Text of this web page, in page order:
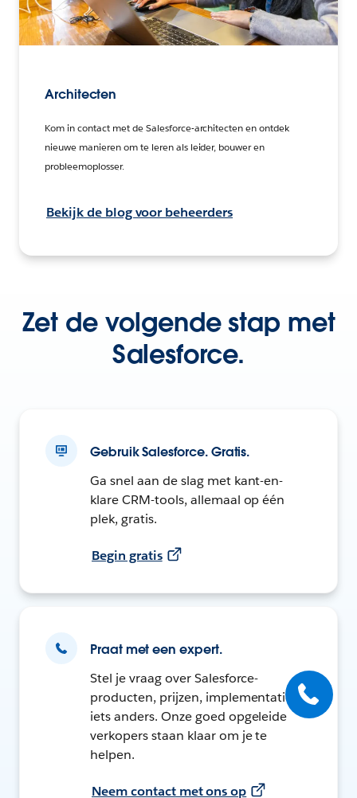
Architecten
Kom in contact met de Salesforce-architecten en ontdek
nieuwe manieren om te leren als leider, bouwer en
probleemoplosser.
Bekijk de blog voor beheerders
Zet de volgende stap met
Salesforce.
Gebruik Salesforce. Gratis.
Ga snel aan de slag met kant-en-
klare CRM-tools, allemaal op één
plek, gratis.
Begin gratis
Praat met een expert.
Stel je vraag over Salesforce-
producten, prijzen, implementatie of
iets anders. Onze goed opgeleide
verkopers staan klaar om je te
helpen.
Neem contact met ons op